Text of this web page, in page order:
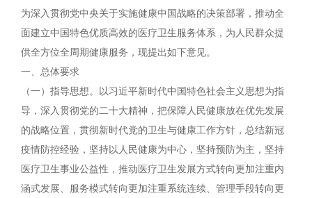
为深入贯彻党中央关于实施健康中国战略的决策部署，推动全
面建立中国特色优质高效的医疗卫生服务体系，为人民群众提
供全方位全周期健康服务，现提出如下意见。
一、总体要求
（一）指导思想。以习近平新时代中国特色社会主义思想为指
导，深入贯彻党的二十大精神，把保障人民健康放在优先发展
的战略位置，贯彻新时代党的卫生与健康工作方针，总结新冠
疫情防控经验，坚持以人民健康为中心，坚持预防为主，坚持
医疗卫生事业公益性，推动医疗卫生发展方式转向更加注重内
涵式发展、服务模式转向更加注重系统连续、管理手段转向更